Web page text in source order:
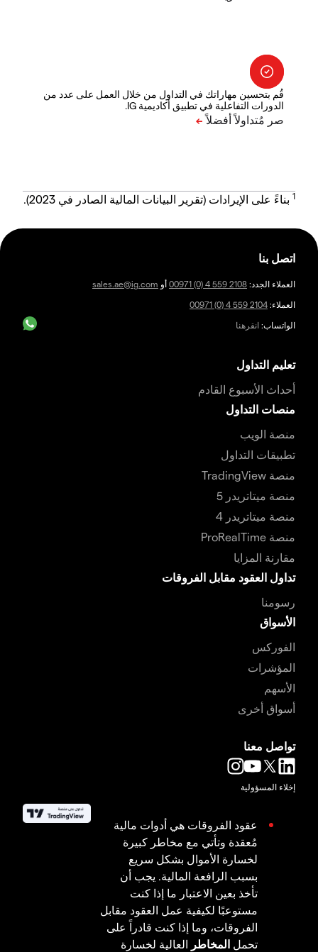
قُم بتحسين مهاراتك في التداول من خلال العمل على عدد من
الدورات التفاعلية في تطبيق أكاديمية IG.
1 بناءً على الإيرادات (تقرير البيانات المالية الصادر في 2023).
اتصل بنا
العملاء الجدد: 00971 (0) 4 559 2108 أو sales.ae@ig.com
العملاء: 00971 (0) 4 559 2104
الواتساب: انقرهنا
تعليم التداول
أحداث الأسبوع القادم
منصات التداول
منصة الويب
تطبيقات التداول
منصة TradingView
منصة ميتاتريدر 5
منصة ميتاتريدر 4
منصة ProRealTime
مقارنة المزايا
تداول العقود مقابل الفروقات
رسومنا
الأسواق
الفوركس
المؤشرات
الأسهم
أسواق أخرى
تواصل معنا
إخلاء المسؤولية
عقود الفروقات هي أدوات مالية
مُعقدة وتأتي مع مخاطر كبيرة
لخسارة الأموال بشكل سريع
بسبب الرافعة المالية. يجب أن
تأخذ بعين الاعتبار ما إذا كنت
مستوعبًا لكيفية عمل العقود مقابل
الفروقات، وما إذا كنت قادراً على
تحمل المخاطر العالية لخسارة